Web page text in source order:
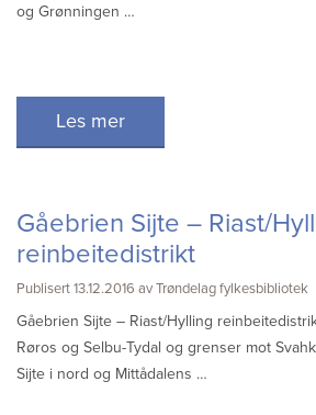
og Grønningen …
Les mer
Gåebrien Sijte – Riast/
reinbeitedistrikt
Publisert 13.12.2016 av Trøndelag fylkesbibliotek
Gåebrien Sijte – Riast/Hylling
Røros og Selbu-Tydal og grenser mot
Sijte i nord og Mittådalens …